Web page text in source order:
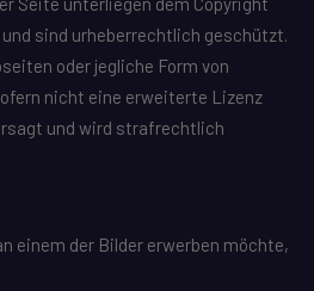
sind urheberrechtlich geschützt.
oder jegliche Form von
nicht eine erweiterte Lizenz
und wird strafrechtlich
einem der Bilder erwerben möchte,